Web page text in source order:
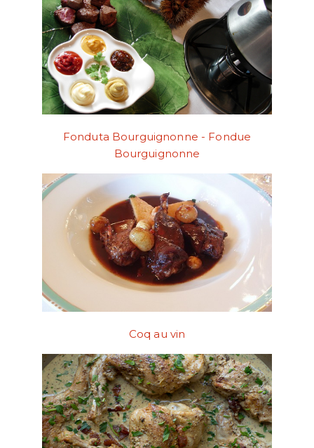
Fonduta Bourguignonne - Fondue
Bourguignonne
Coq au vin